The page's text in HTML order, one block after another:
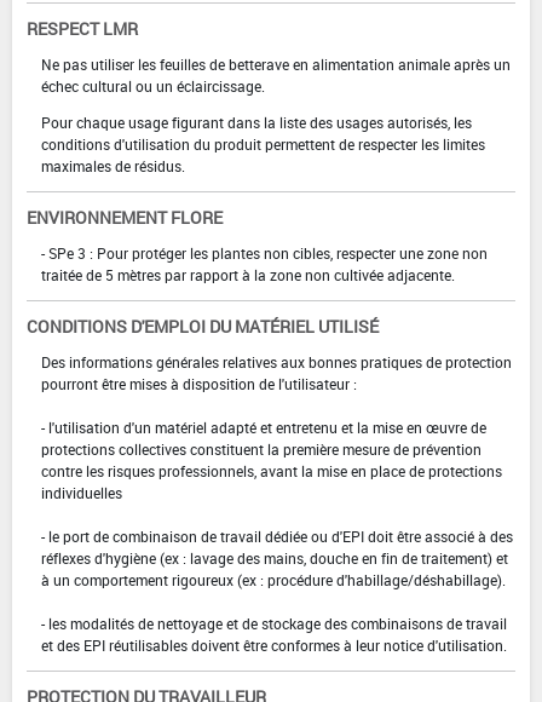
RESPECT LMR
Ne pas utiliser les feuilles de betterave en alimentation animale après un
échec cultural ou un éclaircissage.
Pour chaque usage figurant dans la liste des usages autorisés, les
conditions d'utilisation du produit permettent de respecter les limites
maximales de résidus.
ENVIRONNEMENT FLORE
- SPe 3 : Pour protéger les plantes non cibles, respecter une zone non
traitée de 5 mètres par rapport à la zone non cultivée adjacente.
CONDITIONS D'EMPLOI DU MATÉRIEL UTILISÉ
Des informations générales relatives aux bonnes pratiques de protection
pourront être mises à disposition de l'utilisateur :
- l'utilisation d'un matériel adapté et entretenu et la mise en œuvre de
protections collectives constituent la première mesure de prévention
contre les risques professionnels, avant la mise en place de protections
individuelles
- le port de combinaison de travail dédiée ou d'EPI doit être associé à des
réflexes d'hygiène (ex : lavage des mains, douche en fin de traitement) et
à un comportement rigoureux (ex : procédure d'habillage/déshabillage).
- les modalités de nettoyage et de stockage des combinaisons de travail
et des EPI réutilisables doivent être conformes à leur notice d'utilisation.
PROTECTION DU TRAVAILLEUR